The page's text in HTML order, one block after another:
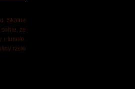
Skalne
że
i tunele,
rzeki